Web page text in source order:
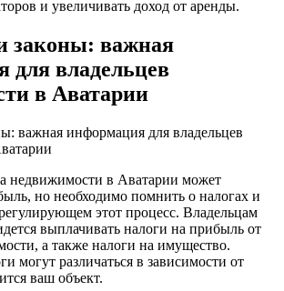
и увеличивать доход от аренды.
законы: важная
для владельцев
в Аватарии
важная информация для владельцев
недвижимости в Аватарии может
но необходимо помнить о налогах и
регулирующем этот процесс. Владельцам
выплачивать налоги на прибыль от
а также налоги на имущество.
могут различаться в зависимости от
ваш объект.